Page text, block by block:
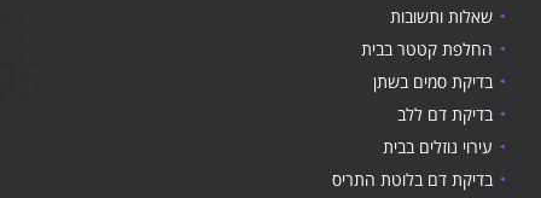
שאלות ותשובות
החלפת קטטר בבית
בדיקת סמים בשתן
בדיקת דם ללב
עירוי נוזלים בבית
בדיקת דם בלוטת התריס